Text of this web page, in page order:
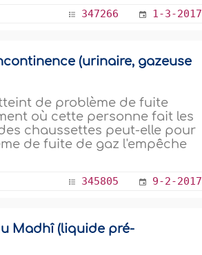
347266 1-3-2017
(urinaire, gazeuse
de problème de fuite
où cette personne fait les
chaussettes peut-elle pour
de fuite de gaz l'empêche
345805 9-2-2017
Madhî (liquide pré-